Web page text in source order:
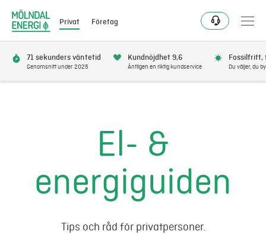
Privat Företag
Se avbrott
Få bonus
71 sekunders väntetid
Genomsnitt under 2025
Kundnöjdhet 9,6
Äntligen en riktig kundservice
Fossilfritt,
Du väljer, du
El- &
energiguiden
Tips och råd för privatpersoner.